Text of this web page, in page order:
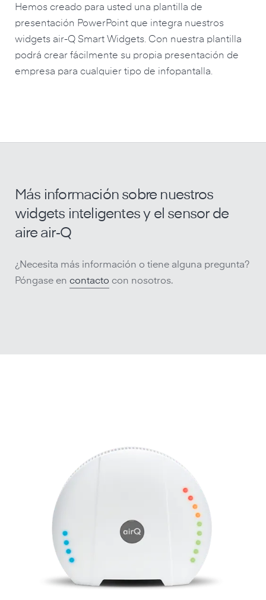
Hemos creado para usted una plantilla de
presentación PowerPoint que integra nuestros
widgets air-Q Smart Widgets. Con nuestra plantilla
podrá crear fácilmente su propia presentación de
empresa para cualquier tipo de infopantalla.
Más información sobre nuestros
widgets inteligentes y el sensor de
aire air‑Q
¿Necesita más información o tiene alguna pregunta?
Póngase en contacto con nosotros.